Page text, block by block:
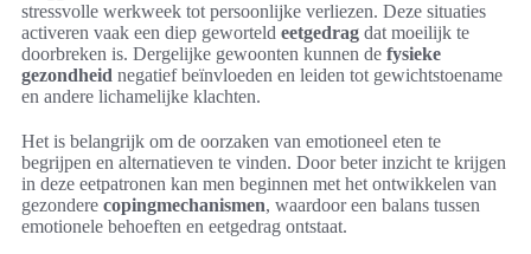
stressvolle werkweek tot persoonlijke verliezen. Deze situaties
activeren vaak een diep geworteld eetgedrag dat moeilijk te
doorbreken is. Dergelijke gewoonten kunnen de fysieke
gezondheid negatief beïnvloeden en leiden tot gewichtstoename
en andere lichamelijke klachten.
Het is belangrijk om de oorzaken van emotioneel eten te
begrijpen en alternatieven te vinden. Door beter inzicht te krijgen
in deze eetpatronen kan men beginnen met het ontwikkelen van
gezondere copingmechanismen, waardoor een balans tussen
emotionele behoeften en eetgedrag ontstaat.